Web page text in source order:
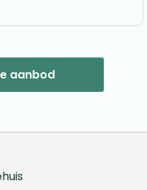
aanbod